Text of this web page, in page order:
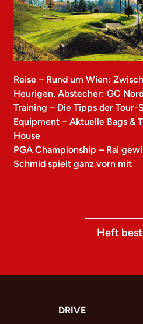
Reise – Rund um Wien:
Heurigen, Abstecher: GC
Training – Die Tipps der Tour-
Equipment – Aktuelle Bags &
House
PGA Championship – Rai
Schmid spielt ganz vorn mit
Heft
DRIVE